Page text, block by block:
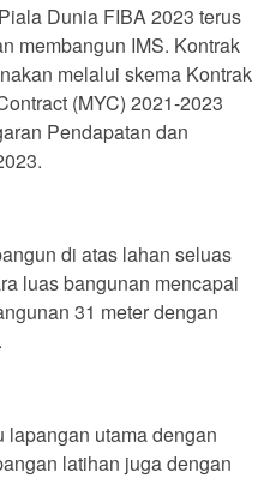
Dunia FIBA 2023 terus
membangun IMS. Kontrak
melalui skema Kontrak
(MYC) 2021-2023
Pendapatan dan
di atas lahan seluas
luas bangunan mencapai
31 meter dengan
lapangan utama dengan
latihan juga dengan